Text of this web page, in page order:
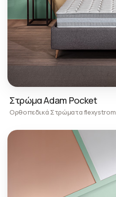
Στρώμα Adam Pocket
Ορθοπεδικά Στρώματα flexystrom